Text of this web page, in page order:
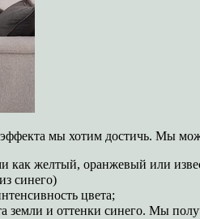
мы хотим достичь. Мы
желтый, оранжевый или
синего)
цвета;
земли и оттенки синего. Мы